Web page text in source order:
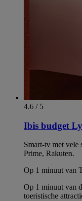
4.6 / 5
Ibis budget
Smart-tv met vele
Prime, Rakuten.
Op 1 minuut van
Op 1 minuut van
toeristische